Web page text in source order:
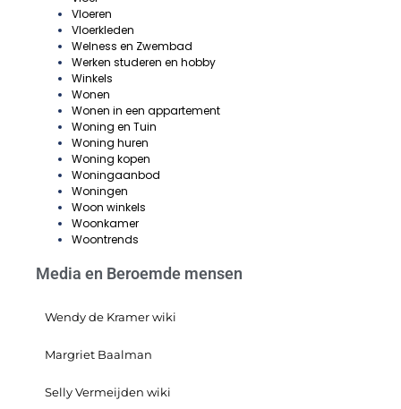
Vloeren
Vloerkleden
Welness en Zwembad
Werken studeren en hobby
Winkels
Wonen
Wonen in een appartement
Woning en Tuin
Woning huren
Woning kopen
Woningaanbod
Woningen
Woon winkels
Woonkamer
Woontrends
Media en Beroemde mensen
Wendy de Kramer wiki
Margriet Baalman
Selly Vermeijden wiki